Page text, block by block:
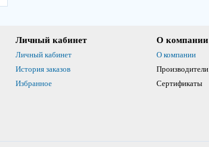
Личный кабинет
Личный кабинет
История заказов
Избранное
О компании
О компании
Производители
Сертификаты